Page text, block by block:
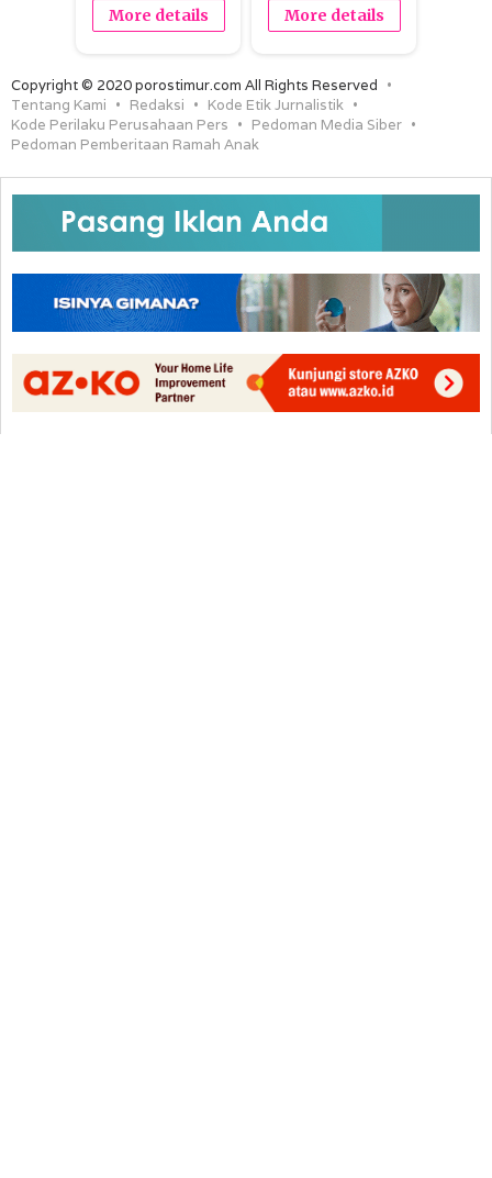
More details More details
Copyright © 2020 porostimur.com All Rights Reserved
Tentang Kami
Redaksi
Kode Etik Jurnalistik
Kode Perilaku Perusahaan Pers
Pedoman Media Siber
Pedoman Pemberitaan Ramah Anak